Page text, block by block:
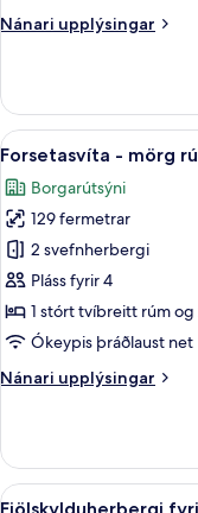
Nánari upplýsingar
Nánari
svíta
(Eiffel
Tower
Skoða
allar
myndir
fyrir
Forsetasvíta
-
mörg
rúm
11
Forsetasvíta - mörg
Borgarútsýni
129 fermetrar
2 svefnherbergi
Pláss fyrir 4
1 stórt tvíbreitt rúm
Ókeypis þráðlaust net
Nánari upplýsingar
Nánari
-
mörg
rúm
Skoða
10